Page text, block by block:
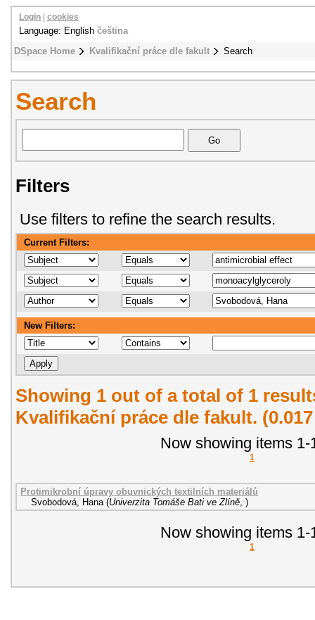
DSpace Home Kvalifikační práce dle fakult Search
Login cookies
Language: English čeština
Search
Filters
Use filters to refine the search results.
Current Filters:
New Filters:
Showing 1 out of a total of 1
Kvalifikační práce dle fakult.
Now showing items 1-
1
Protimikrobní úpravy obuvnických textilních materiálů
Svobodová, Hana (Univerzita Tomáše Bati ve Zlíně )
Now showing items 1-
1